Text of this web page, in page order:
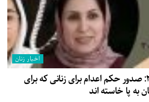
اخبار زنان
ماهنامه ژوئیه ۲۰۲۶: صدور حکم اعدام برای زنانی که برای
به پا خاسته اند